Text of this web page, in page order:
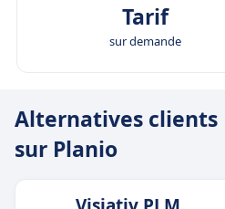
Tarif
sur demande
Alternatives clients
sur Planio